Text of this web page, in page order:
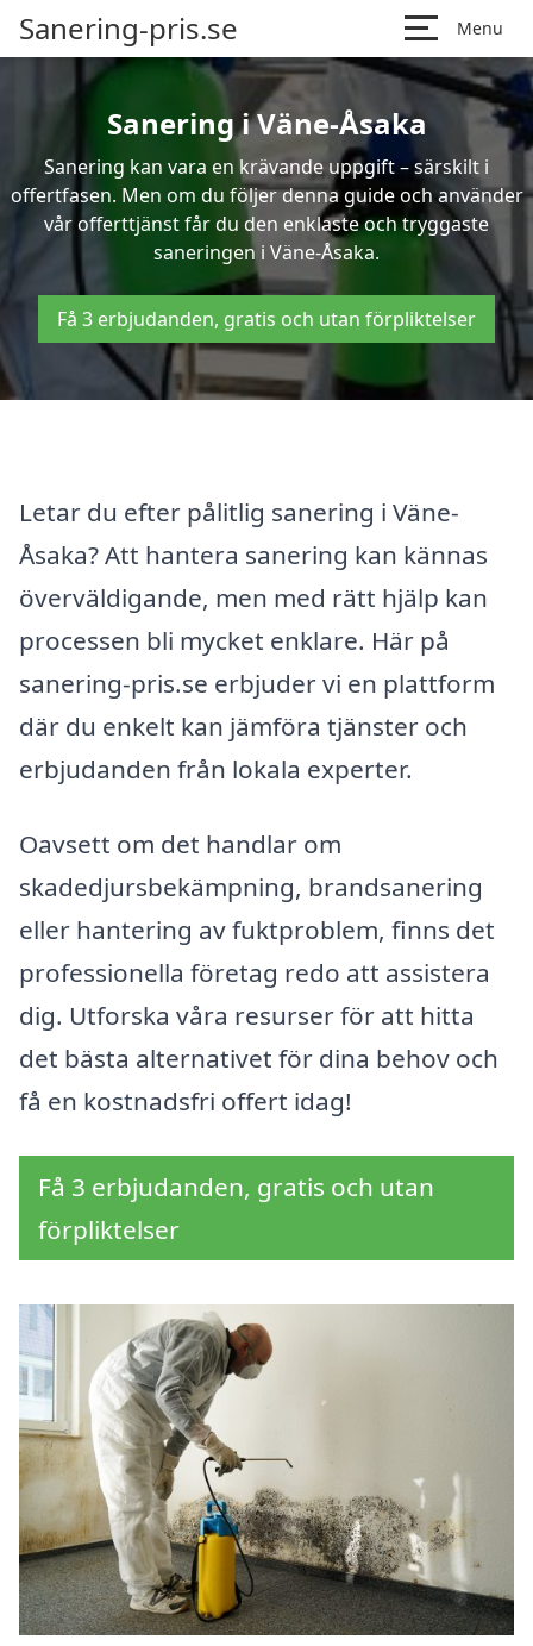
Sanering-pris.se Menu
Sanering i Väne-Åsaka
Sanering kan vara en krävande uppgift – särskilt i
offertfasen. Men om du följer denna guide och använder
vår offerttjänst får du den enklaste och tryggaste
saneringen i Väne-Åsaka.
Få 3 erbjudanden, gratis och utan förpliktelser
Letar du efter pålitlig sanering i Väne-
Åsaka? Att hantera sanering kan kännas
överväldigande, men med rätt hjälp kan
processen bli mycket enklare. Här på
sanering-pris.se erbjuder vi en plattform
där du enkelt kan jämföra tjänster och
erbjudanden från lokala experter.
Oavsett om det handlar om
skadedjursbekämpning, brandsanering
eller hantering av fuktproblem, finns det
professionella företag redo att assistera
dig. Utforska våra resurser för att hitta
det bästa alternativet för dina behov och
få en kostnadsfri offert idag!
Få 3 erbjudanden, gratis och utan
förpliktelser